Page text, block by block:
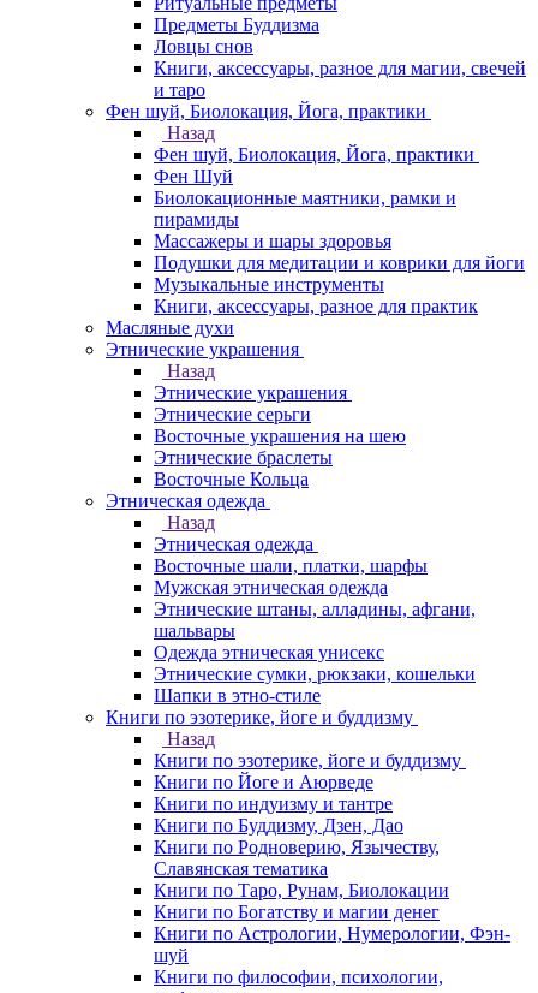
Предметы Буддизма
Ловцы снов
Книги, аксессуары, разное для магии, свечей
и таро
Фен шуй, Биолокация, Йога, практики
Назад
Фен шуй, Биолокация, Йога, практики
Фен Шуй
Биолокационные маятники, рамки и
пирамиды
Массажеры и шары здоровья
Подушки для медитации и коврики для йоги
Музыкальные инструменты
Книги, аксессуары, разное для практик
Масляные духи
Этнические украшения
Назад
Этнические украшения
Этнические серьги
Восточные украшения на шею
Этнические браслеты
Восточные Кольца
Этническая одежда
Назад
Этническая одежда
Восточные шали, платки, шарфы
Мужская этническая одежда
Этнические штаны, алладины, афгани,
шальвары
Одежда этническая унисекс
Этнические сумки, рюкзаки, кошельки
Шапки в этно-стиле
Книги по эзотерике, йоге и буддизму
Назад
Книги по эзотерике, йоге и буддизму
Книги по Йоге и Аюрведе
Книги по индуизму и тантре
Книги по Буддизму, Дзен, Дао
Книги по Родноверию, Язычеству,
Славянская тематика
Книги по Таро, Рунам, Биолокации
Книги по Богатству и магии денег
Книги по Астрологии, Нумерологии, Фэн-
шуй
Книги по философии, психологии,